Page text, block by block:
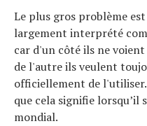
Le plus gros problème
largement interprété
car d'un côté ils ne
de l'autre ils veulent
officiellement de
que cela signifie lorsqu’il
mondial.